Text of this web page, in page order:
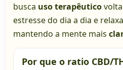
busca uso terapêutico
estresse do dia a dia e
mantendo a mente mais
Por que o ratio CBD/